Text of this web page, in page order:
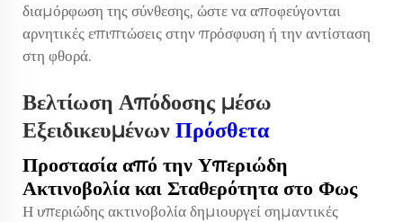
διαμόρφωση της σύνθεσης, ώστε να αποφεύγονται
αρνητικές επιπτώσεις στην πρόσφυση ή την αντίσταση
στη φθορά.
Βελτίωση Απόδοσης μέσω
Εξειδικευμένων Πρόσθετα
Προστασία από την Υπεριώδη
Ακτινοβολία και Σταθερότητα στο Φως
Η υπεριώδης ακτινοβολία δημιουργεί σημαντικές